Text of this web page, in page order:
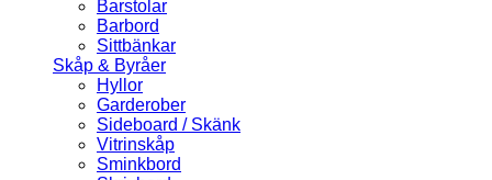
Barstolar
Barbord
Sittbänkar
Skåp & Byråer
Hyllor
Garderober
Sideboard / Skänk
Vitrinskåp
Sminkbord